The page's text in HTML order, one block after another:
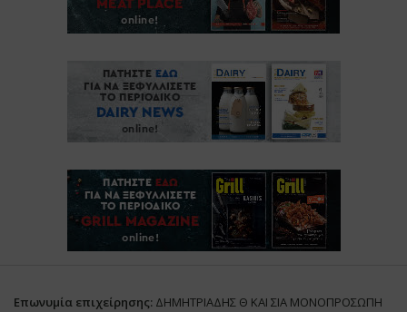
Επωνυμία επιχείρησης: ΔΗΜΗΤΡΙΑΔΗΣ Θ ΚΑΙ ΣΙΑ ΜΟΝΟΠΡΟΣΩΠΗ